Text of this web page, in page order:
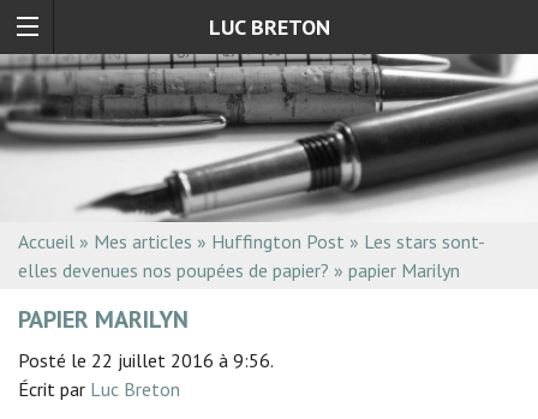
LUC BRETON
Accueil » Mes articles » Huffington Post » Les stars sont-
elles devenues nos poupées de papier? » papier Marilyn
PAPIER MARILYN
Posté le 22 juillet 2016 à 9:56.
Écrit par Luc Breton